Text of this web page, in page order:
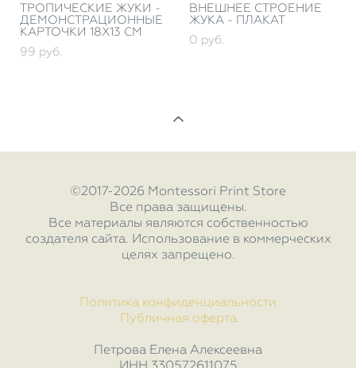
ТРОПИЧЕСКИЕ ЖУКИ -
ДЕМОНСТРАЦИОННЫЕ
КАРТОЧКИ 18Х13 СМ
99 pуб.
ВНЕШНЕЕ СТРОЕНИЕ
ЖУКА - ПЛАКАТ
0 pуб.
©2017-2026 Montessori Print Store
Все права защищены.
Все материалы являются собственностью
создателя сайта. Использование в коммерческих
целях запрещено.
Политика конфиденциальности
Публичная оферта
Петрова Елена Алексеевна